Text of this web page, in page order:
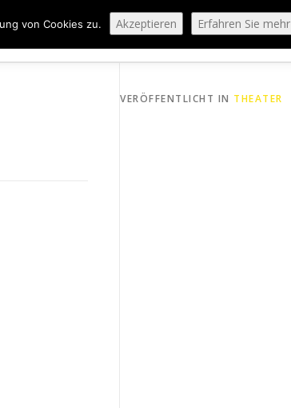
SPONSORING SPORTHEIM „LA CASA“
VERÖFFENTLICHT IN THEATER
von Cookies zu. Akzeptieren Erfahren Sie mehr